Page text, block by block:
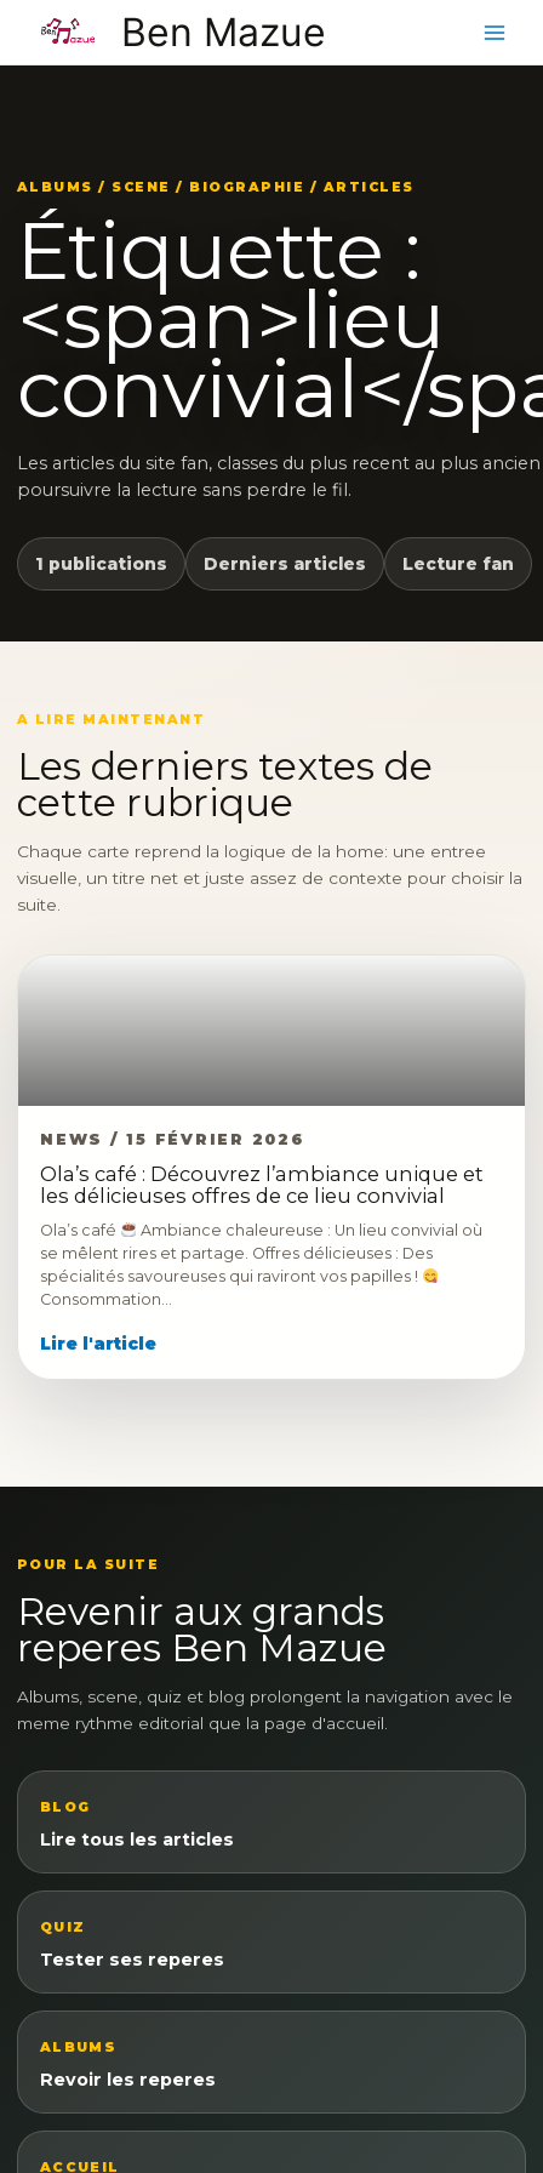
contenu
Ben Mazue
ALBUMS / SCENE / BIOGRAPHIE / ARTICLES
Étiquette :
<span>lieu
convivial</
Les articles du site fan, classes du plus recent au plus
poursuivre la lecture sans perdre le fil.
1 publications Derniers articles Lecture fan
A LIRE MAINTENANT
Les derniers textes de
cette rubrique
Chaque carte reprend la logique de la home: une entree
visuelle, un titre net et juste assez de contexte pour choisir la
suite.
NEWS / 15 FÉVRIER 2026
Ola’s café : Découvrez l’ambiance unique et
les délicieuses offres de ce lieu convivial
Ola’s café
Ambiance chaleureuse : Un lieu convivial où
se mêlent rires et partage. Offres délicieuses : Des
spécialités savoureuses qui raviront vos papilles !
Consommation…
Lire l'article
POUR LA SUITE
Revenir aux grands
reperes Ben Mazue
Albums, scene, quiz et blog prolongent la navigation avec le
meme rythme editorial que la page d'accueil.
BLOG
Lire tous les articles
QUIZ
Tester ses reperes
ALBUMS
Revoir les reperes
ACCUEIL